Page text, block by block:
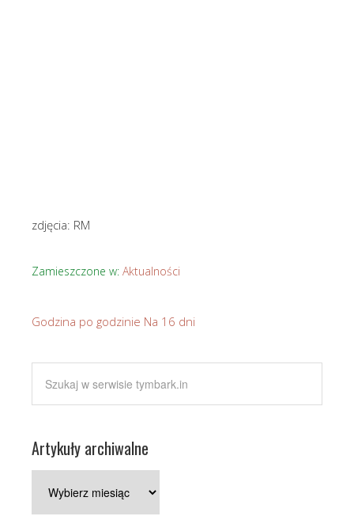
zdjęcia: RM
Zamieszczone w: Aktualności
Godzina po godzinie Na 16 dni
Artykuły archiwalne
archiwalne